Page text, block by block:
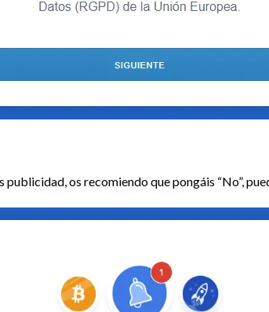
os recomiendo que pongáis “No”,